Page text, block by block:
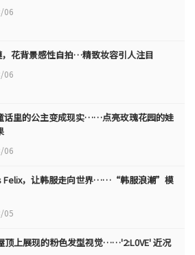
06
，花背景感性自拍…精致妆容引人注目
06
话里的公主变成现实……点亮玫瑰花园的娃
06
Felix，让韩服走向世界……“韩服浪潮”模
05
顶上展现的粉色发型视觉……'2:L0VE' 近况